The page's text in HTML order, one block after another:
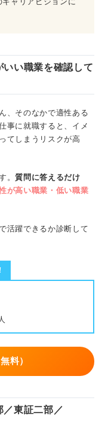
いい職業を確認して
、そのなかで適性ある
事に就職すると、イメ
てしまうリスクが高
。質問に答えるだけ
が高い職業・低い職業
活躍できるか診断して
料）
／東証二部／